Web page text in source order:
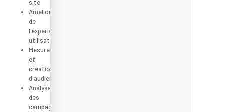
site
Amélioration
de
l'expérience
utilisateur
Mesure
et
création
d'audience
Analyse
des
campagnes